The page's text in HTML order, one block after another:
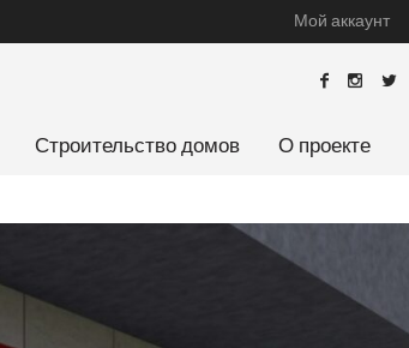
Мой аккаунт
Строительство домов О проекте